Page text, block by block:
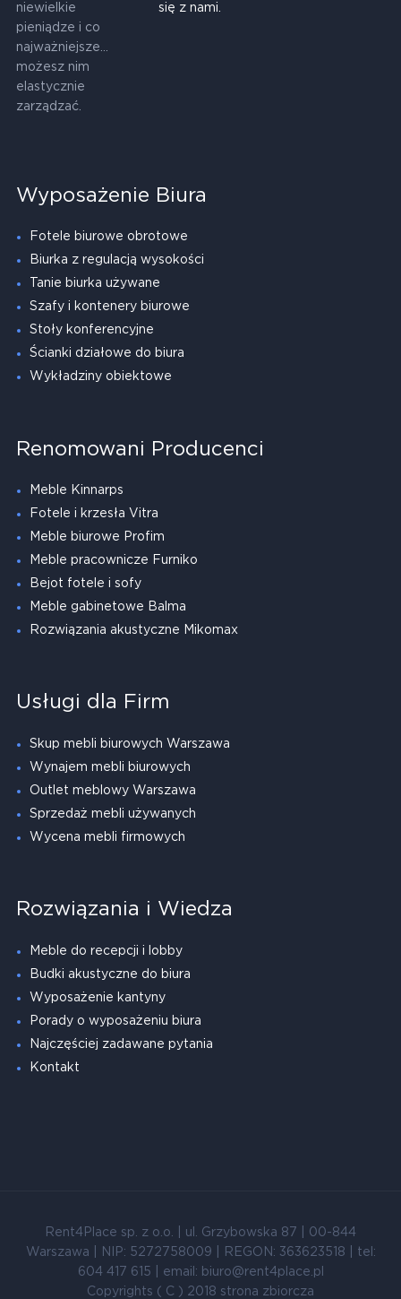
niewielkie
pieniądze i co
najważniejsze...
możesz nim
elastycznie
zarządzać.
się z nami.
Wyposażenie Biura
Fotele biurowe obrotowe
Biurka z regulacją wysokości
Tanie biurka używane
Szafy i kontenery biurowe
Stoły konferencyjne
Ścianki działowe do biura
Wykładziny obiektowe
Renomowani Producenci
Meble Kinnarps
Fotele i krzesła Vitra
Meble biurowe Profim
Meble pracownicze Furniko
Bejot fotele i sofy
Meble gabinetowe Balma
Rozwiązania akustyczne Mikomax
Usługi dla Firm
Skup mebli biurowych Warszawa
Wynajem mebli biurowych
Outlet meblowy Warszawa
Sprzedaż mebli używanych
Wycena mebli firmowych
Rozwiązania i Wiedza
Meble do recepcji i lobby
Budki akustyczne do biura
Wyposażenie kantyny
Porady o wyposażeniu biura
Najczęściej zadawane pytania
Kontakt
Rent4Place sp. z o.o. | ul. Grzybowska 87 | 00-844
Warszawa | NIP: 5272758009 | REGON: 363623518 | tel:
604 417 615 | email: biuro@rent4place.pl
Copyrights ( C ) 2018 strona zbiorcza